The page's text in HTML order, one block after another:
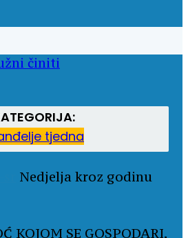
tjedna
Nedjelja kroz godinu
KOJOM SE GOSPODARI,